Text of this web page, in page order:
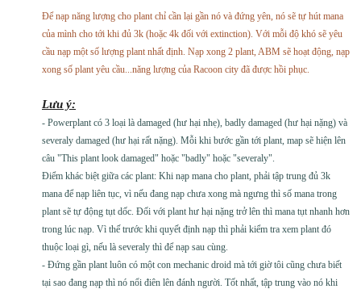
Để nạp năng lượng cho plant chỉ cần lại gần nó và đứng yên, nó sẽ tự hút mana
của mình cho tới khi đủ 3k (hoặc 4k đối với extinction). Với mỗi độ khó sẽ yêu
cầu nạp một số lượng plant nhất định. Nạp xong 2 plant, ABM sẽ hoạt động, nạp
xong số plant yêu cầu...năng lượng của Racoon city đã được hồi phục.
Lưu ý:
- Powerplant có 3 loại là damaged (hư hại nhẹ), badly damaged (hư hại nặng) và
severaly damaged (hư hại rất nặng). Mỗi khi bước gần tới plant, map sẽ hiện lên
câu "This plant look damaged" hoặc "badly" hoặc "severaly".
Điểm khác biệt giữa các plant: Khi nạp mana cho plant, phải tập trung đủ 3k
mana để nạp liên tục, vì nếu đang nạp chưa xong mà ngưng thì số mana trong
plant sẽ tự động tụt dốc. Đối với plant hư hại nặng trở lên thì mana tụt nhanh hơn
trong lúc nạp. Vì thế trước khi quyết định nạp thì phải kiểm tra xem plant đó
thuộc loại gì, nếu là severaly thì để nạp sau cùng.
- Đứng gần plant luôn có một con mechanic droid mà tới giờ tôi cũng chưa biết
tại sao đang nạp thì nó nổi điên lên đánh người. Tốt nhất, tập trung vào nó khi